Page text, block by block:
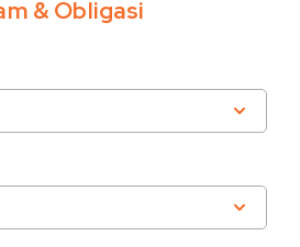
& Obligasi